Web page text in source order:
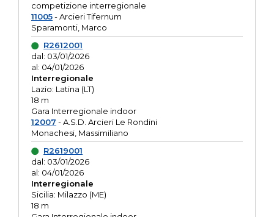
competizione interregionale
11005- Arcieri Tifernum
Sparamonti, Marco
R2612001
dal: 03/01/2026
al: 04/01/2026
Interregionale
Lazio: Latina (LT)
18 m
Gara Interregionale indoor
12007 - A.S.D. Arcieri Le Rondini
Monachesi, Massimiliano
R2619001
dal: 03/01/2026
al: 04/01/2026
Interregionale
Sicilia: Milazzo (ME)
18 m